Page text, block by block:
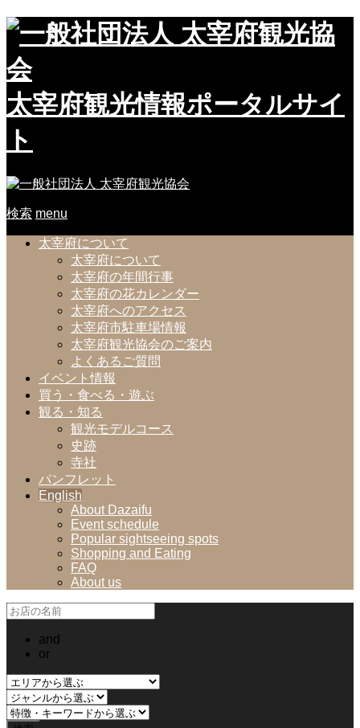
太宰府観光情報ポータルサイ
ト
検索 menu
太宰府について
太宰府について
太宰府の年間行事
太宰府の花カレンダー
太宰府へのアクセス
太宰府市駐車場情報
太宰府観光協会のご案内
よくあるご質問
イベント情報
買う・食べる・遊ぶ
観る・知る
観光モデルコース
史跡
寺社
パンフレット
English
About Dazaifu
Event schedule
Popular sightseeing spots
Shopping and Eating
FAQ
About us
and
or